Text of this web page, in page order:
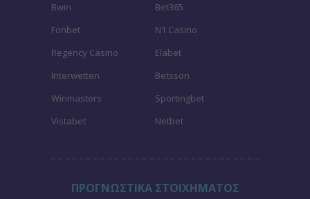
Bwin
Bet365
Fonbet
N1 Casino
Regency Casino
Elabet
Interwetten
Betsson
Winmasters
Sportingbet
Vistabet
Netbet
ΠΡΟΓΝΩΣΤΙΚΑ ΣΤΟΙΧΗΜΑΤΟΣ